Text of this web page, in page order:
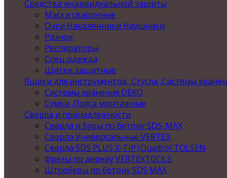
Средства индивидуальной защиты
Маски сварочные
Очки Наколенники Наушники
Разное
Респираторы
Спец одежда
Щитки защитные
Ящики для инструментов, Стусла ,Системы
Системы хранения DEKO
Сумки ,Пояса монтажные
Сверла и принадлежности
Сверла и Буры по бетону SDS-MAX
Сверла Универсальные VERTEX
Сверла SDS PLUS X-TIP (Quadro) TOLSEN
Фрезы по дереву VERTEXTOOLS
Штроберы по бетону SDS MAX